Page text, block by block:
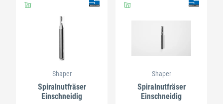
Shaper
Spiralnutfräser
Einschneidig
Shaper
Spiralnutfräser
Einschneidig